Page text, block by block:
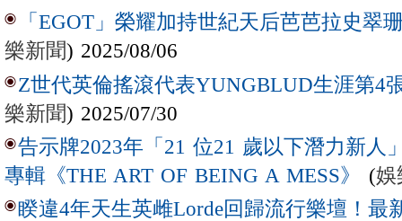
「EGOT」榮耀加持世紀天后芭芭拉史翠
樂新聞) 2025/08/06
Z世代英倫搖滾代表YUNGBLUD生涯第4
樂新聞) 2025/07/30
告示牌2023年「21 位21 歲以下潛力新人
專輯《THE ART OF BEING A MESS》
(娛
睽違4年天生英雌Lorde回歸流行樂壇！最